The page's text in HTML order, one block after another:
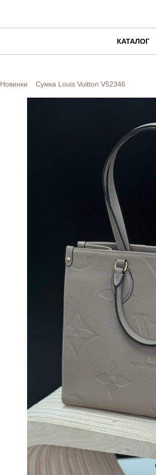
КАТАЛОГ
Новинки Сумка Louis Vuitton V52346